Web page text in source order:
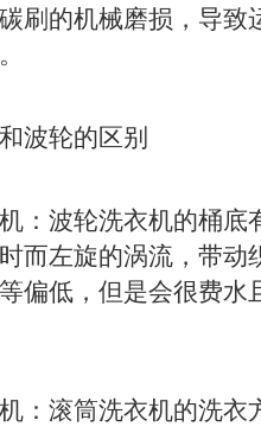
刷的机械磨损，导致
轮的区别
波轮洗衣机的桶底
而左旋的涡流，带
偏低，但是会很费
滚筒洗衣机的洗衣